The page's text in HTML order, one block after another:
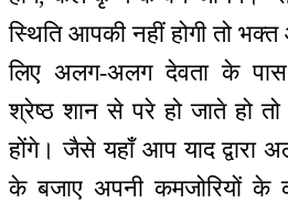
स्थिति आपकी नहीं होगी तो भक्त
लिए अलग-अलग देवता के
श्रेष्ठ शान से परे हो जाते हो
होंगे। जैसे यहाँ आप याद द्वारा
के बजाए अपनी कमजोरियों के